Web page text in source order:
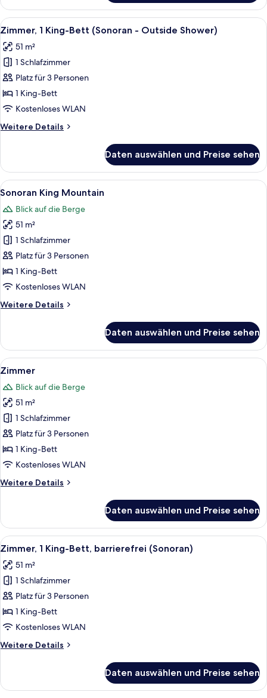
Zimmer
(Casita)
Alle
Fotos
für
Zimmer,
1 King-
Bett
(Sonoran
Outside
Ein Schlafzimmer mit Bett,
2
Zimmer, 1 King-Bett (Sonoran - Outside Shower)
51 m²
1 Schlafzimmer
Platz für 3 Personen
1 King-Bett
Kostenloses WLAN
Weitere Details
Weitere
1 King-
Bett
(Sonoran
Outside
Shower)
Daten auswählen und Preise sehen
Alle
Fotos
für
Sonoran
King
Mountain
anzeigen
Ein geräumiges Schlafzimmer mit
3
Sonoran King Mountain
Blick auf die Berge
51 m²
1 Schlafzimmer
Platz für 3 Personen
1 King-Bett
Kostenloses WLAN
Weitere Details
Weitere
King
Mountain
Daten auswählen und Preise sehen
Alle
Fotos
für
Zimmer
anzeigen
Eine Terrasse mit einem runden
4
Zimmer
Blick auf die Berge
51 m²
1 Schlafzimmer
Platz für 3 Personen
1 King-Bett
Kostenloses WLAN
Weitere Details
Weitere
Daten auswählen und Preise sehen
Alle
Fotos
für
Zimmer,
1 King-
Bett,
barrierefrei
anzeigen
Ein Schlafzimmer mit einem großen
3
Zimmer, 1 King-Bett, barrierefrei (Sonoran)
51 m²
1 Schlafzimmer
Platz für 3 Personen
1 King-Bett
Kostenloses WLAN
Weitere Details
Weitere
1 King-
Daten auswählen und Preise sehen